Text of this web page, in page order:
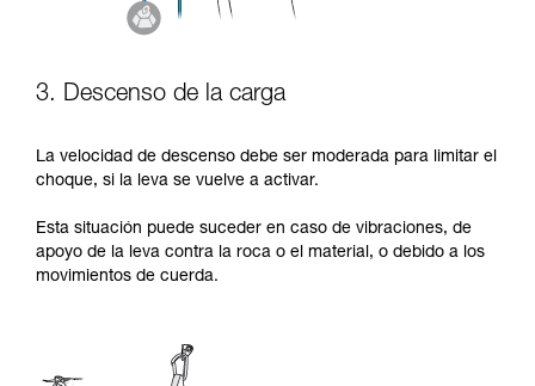
3. Descenso de la carga
La velocidad de descenso debe ser moderada para limitar el
choque, si la leva se vuelve a activar.
Esta situación puede suceder en caso de vibraciones, de
apoyo de la leva contra la roca o el material, o debido a los
movimientos de cuerda.